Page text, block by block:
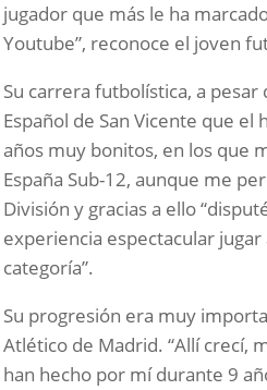
jugador que más le ha
Youtube”, reconoce el joven
Su carrera futbolística, a pesar
Español de San Vicente que
años muy bonitos, en los que
España Sub-12, aunque me
División y gracias a ello
experiencia espectacular
categoría”.
Su progresión era muy
Atlético de Madrid. “Allí crecí,
han hecho por mí durante 9